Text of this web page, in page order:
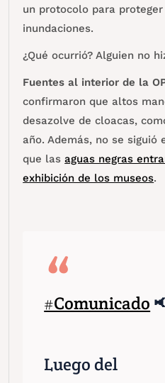
un protocolo para
inundaciones.
¿Qué ocurrió? Alguien no
Fuentes al interior de la
confirmaron que altos
desazolve de cloacas,
año. Además, no se
que lasaguas negras
exhibición de los museos.
#Comunicado
Luego del